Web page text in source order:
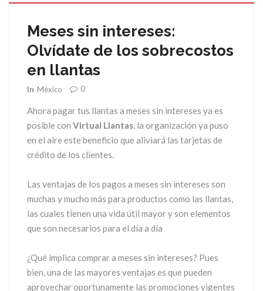
Meses sin intereses:
Olvídate de los sobrecostos
en llantas
In México 0
Ahora pagar tus llantas a meses sin intereses ya es
posible con Virtual Llantas, la organización ya puso
en el aire este beneficio que aliviará las tarjetas de
crédito de los clientes.
Las ventajas de los pagos a meses sin intereses son
muchas y mucho más para productos como las llantas,
las cuales tienen una vida útil mayor y son elementos
que son necesarios para el día a día
¿Qué implica comprar a meses sin intereses? Pues
bien, una de las mayores ventajas es que pueden
aprovechar oportunamente las promociones vigentes